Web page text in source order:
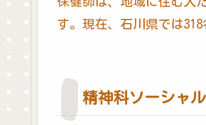
す。現在、石川県では
精神科ソーシャ